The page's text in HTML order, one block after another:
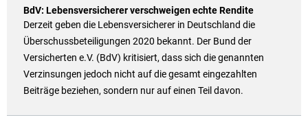
BdV: Lebensversicherer verschweigen echte Rendite
Derzeit geben die Lebensversicherer in Deutschland die
Überschussbeteiligungen 2020 bekannt. Der Bund der
Versicherten e.V. (BdV) kritisiert, dass sich die genannten
Verzinsungen jedoch nicht auf die gesamt eingezahlten
Beiträge beziehen, sondern nur auf einen Teil davon.